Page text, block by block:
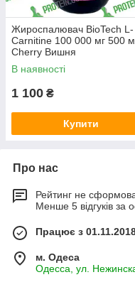
Жироспалювач BioTech L-
Carnitine 100 000 мг 500
Cherry Вишня
В наявності
1 100 ₴
Купити
Про нас
Рейтинг не
Менше 5 відгуків за
Працює з
м. Одеса
Одесса, ул.